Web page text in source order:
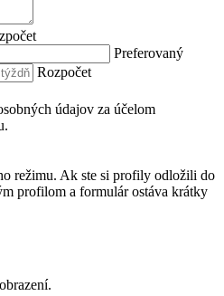
Preferovaný
Rozpočet
údajov za účelom
režimu. Ak ste si profily odložili do
profilom a formulár ostáva krátky